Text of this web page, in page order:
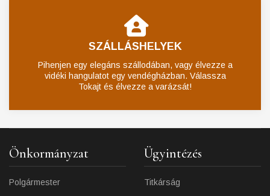
SZÁLLÁSHELYEK
Pihenjen egy elegáns szállodában, vagy élvezze a
vidéki hangulatot egy vendégházban. Válassza
Tokajt és élvezze a varázsát!
Önkormányzat
Polgármester
Ügyintézés
Titkárság